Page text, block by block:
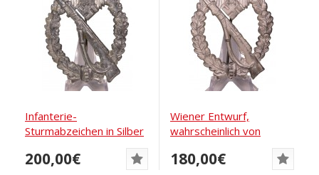
Infanterie-
Sturmabzeichen in Silber
200,00€
Wiener Entwurf,
wahrscheinlich von
180,00€